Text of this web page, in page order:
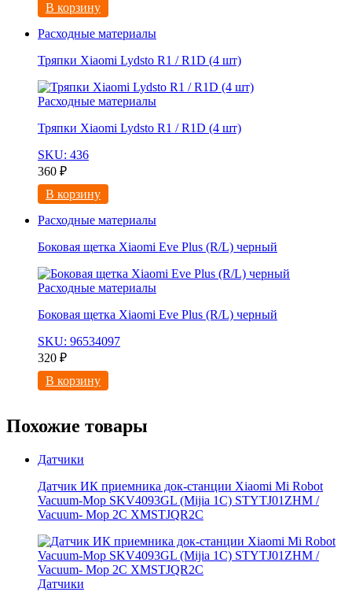
В корзину
Расходные материалы
Тряпки Xiaomi Lydsto R1 / R1D (4 шт)
Расходные материалы
Тряпки Xiaomi Lydsto R1 / R1D (4 шт)
SKU: 436
360 ₽
В корзину
Расходные материалы
Боковая щетка Xiaomi Eve Plus (R/L) черный
Расходные материалы
Боковая щетка Xiaomi Eve Plus (R/L) черный
SKU: 96534097
320 ₽
В корзину
Похожие товары
Датчики
Датчик ИК приемника док-станции Xiaomi Mi Robot
Vacuum-Mop SKV4093GL (Mijia 1C) STYTJ01ZHM /
Vacuum- Mop 2C XMSTJQR2C
Датчики